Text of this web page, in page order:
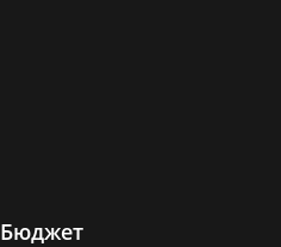
Бюджет